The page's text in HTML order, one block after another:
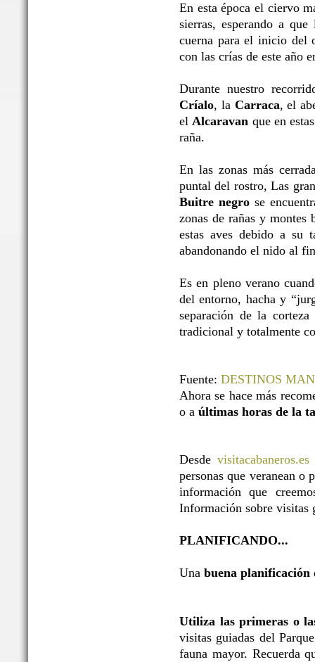
En esta época el ciervo
sierras, esperando a
cuerna para el inicio del
con las crías de este año
Durante nuestro
Críalo, la Carraca, el
elAlcaravan que en
raña.
En las zonas más
puntal del rostro, Las
Buitre negrose
zonas de rañas y
estas aves debido a su
abandonando el nido al
Es en pleno verano
del entorno, hacha y
separación de la
tradicional y totalmente
Fuente: DESTINOS
Ahora se hace más
o a últimas horas de la
Desdevisitacabaneros.es
personas que veranean o
información que
Información sobre visitas
PLANIFICANDO...
Una buena planificación
Utiliza las primeras o
visitas guiadas del
fauna mayor. Recuerda